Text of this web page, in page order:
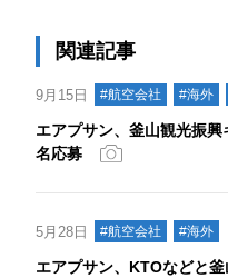
関連記事
9月15日 #航空会社 #海外
エアプサン、釜山観光振
名応募
5月28日 #航空会社 #海外
エアプサン、KTOなどと